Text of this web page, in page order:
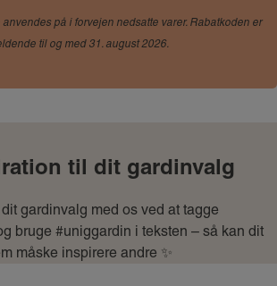
på i forvejen nedsatte varer. Rabatkoden er
til og med 31. august 2026.
til dit gardinvalg
gardinvalg med os ved at tagge
bruge #uniggardin i teksten – så kan dit
måske inspirere andre ✨